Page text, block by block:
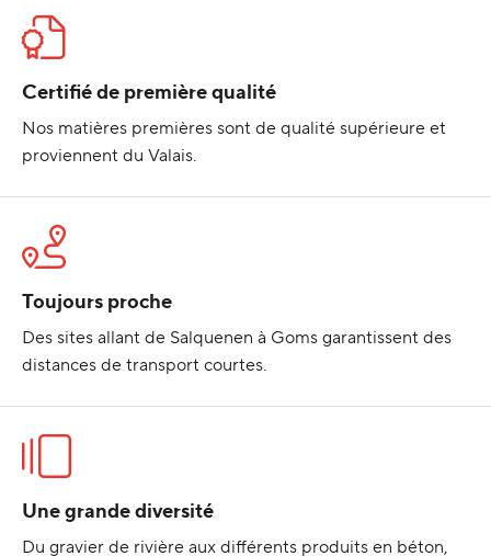
Certifié de première qualité
Nos matières premières sont de qualité supérieure et
proviennent du Valais.
Toujours proche
Des sites allant de Salquenen à Goms garantissent des
distances de transport courtes.
Une grande diversité
Du gravier de rivière aux différents produits en béton,